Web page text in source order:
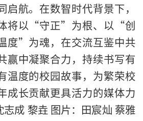
启航。在数智时代背景下，
将以“守正”为根、以“创
”为魂，在交流互鉴中共
赢中凝聚合力，持续书写有
温度的校园故事，为繁荣校
成长贡献更具活力的媒体力
成 黎垚 图片：田宸灿 蔡雅